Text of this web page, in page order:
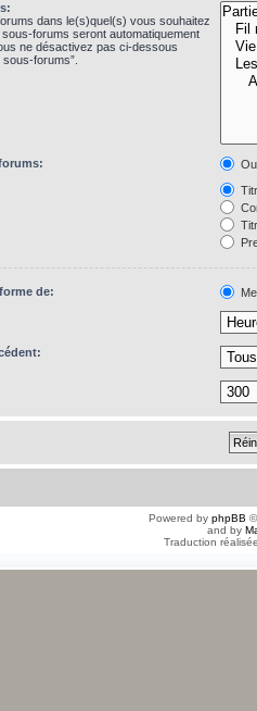
dans le(s)quel(s) vous souhaitez
forums seront automatiquement
ne désactivez pas ci-dessous
forums”.
de:
Powered by phpBB
and by
Traduction